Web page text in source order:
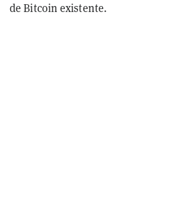
de Bitcoin existente.